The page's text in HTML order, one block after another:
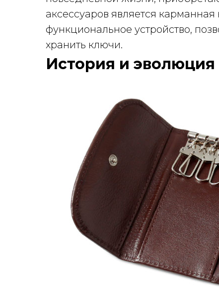
аксессуаров является
функциональное устройство,
хранить ключи.
История и